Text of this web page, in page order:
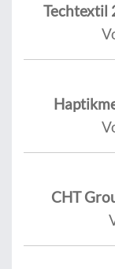
Techtextil
CHT